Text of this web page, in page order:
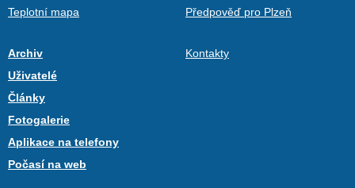
Teplotní mapa
Předpověď pro Plzeň
Archiv
Uživatelé
Články
Fotogalerie
Aplikace na telefony
Počasí na web
Kontakty